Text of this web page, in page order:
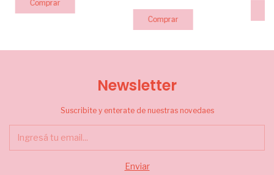
Newsletter
Suscribite y enterate de nuestras novedaes